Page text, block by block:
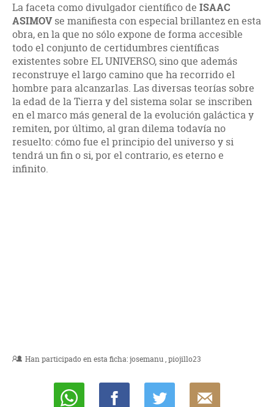
La faceta como divulgador científico de ISAAC
ASIMOVse manifiesta con especial brillantez en esta
obra, en la que no sólo expone de forma accesible
todo el conjunto de certidumbres científicas
existentes sobre EL UNIVERSO, sino que además
reconstruye el largo camino que ha recorrido el
hombre para alcanzarlas. Las diversas teorías sobre
la edad de la Tierra y del sistema solar se inscriben
en el marco más general de la evolución galáctica y
remiten, por último, al gran dilema todavía no
resuelto: cómo fue el principio del universo y si
tendrá un fin o si, por el contrario, es eterno e
infinito.
Han participado en esta ficha:josemanu piojillo23